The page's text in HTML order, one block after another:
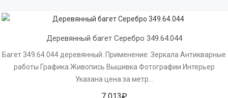
Деревянный багет Серебро 349.64.044
Багет 349.64.044 деревянный. Применение: Зеркала Антикварные
работы Графика Живопись Вышивка Фотографии Интерьер
Указана цена за метр...